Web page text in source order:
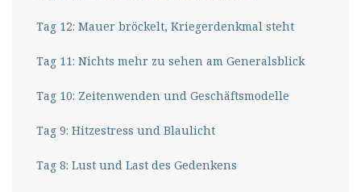
Tag 12: Mauer bröckelt, Kriegerdenkmal steht
Tag 11: Nichts mehr zu sehen am Generalsblick
Tag 10: Zeitenwenden und Geschäftsmodelle
Tag 9: Hitzestress und Blaulicht
Tag 8: Lust und Last des Gedenkens